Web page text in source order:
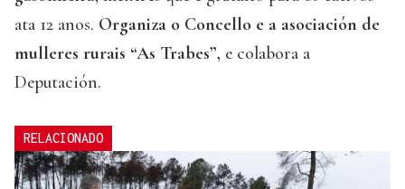
ata 12 anos. Organiza o Concello e a asociación de
mulleres rurais “As Trabes”, e colabora a
Deputación.
RELACIONADO